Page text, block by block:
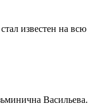
стал известен на